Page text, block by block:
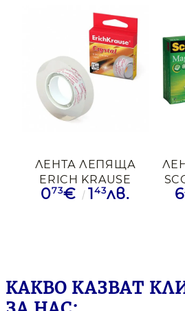
ЛЕНТА ЛЕПЯЩА
ERICH KRAUSE
КРИСТАЛНА
073€ 143лв. 6
КАКВО КАЗВАТ